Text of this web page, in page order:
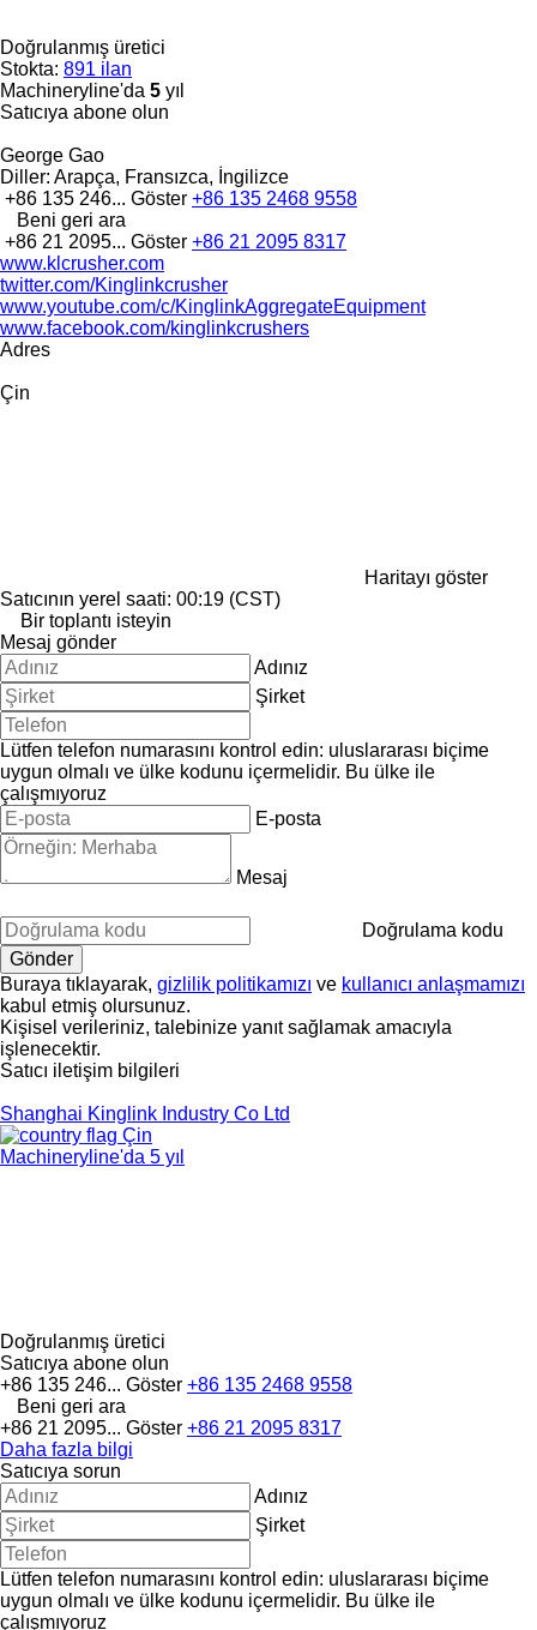
Doğrulanmış üretici
Stokta: 891 ilan
Machineryline'da 5 yıl
Satıcıya abone olun
George Gao
Diller: Arapça, Fransızca, İngilizce
+86 135 246... Göster +86 135 2468 9558
Beni geri ara
+86 21 2095... Göster +86 21 2095 8317
www.klcrusher.com
twitter.com/Kinglinkcrusher
www.youtube.com/c/KinglinkAggregateEquipment
www.facebook.com/kinglinkcrushers
Adres
Çin
Haritayı göster
Satıcının yerel saati: 00:19 (CST)
Bir toplantı isteyin
Mesaj gönder
Adınız
Şirket
Lütfen telefon numarasını kontrol edin: uluslararası biçime
uygun olmalı ve ülke kodunu içermelidir. Bu ülke ile
çalışmıyoruz
E-posta
Mesaj
Doğrulama kodu
Buraya tıklayarak, gizlilik politikamızı ve kullanıcı anlaşmamızı
kabul etmiş olursunuz.
Kişisel verileriniz, talebinize yanıt sağlamak amacıyla
işlenecektir.
Satıcı iletişim bilgileri
Shanghai Kinglink Industry Co Ltd
Çin
Machineryline'da 5 yıl
Doğrulanmış üretici
Satıcıya abone olun
+86 135 246... Göster +86 135 2468 9558
Beni geri ara
+86 21 2095... Göster +86 21 2095 8317
Daha fazla bilgi
Satıcıya sorun
Adınız
Şirket
Lütfen telefon numarasını kontrol edin: uluslararası biçime
uygun olmalı ve ülke kodunu içermelidir. Bu ülke ile
çalışmıyoruz